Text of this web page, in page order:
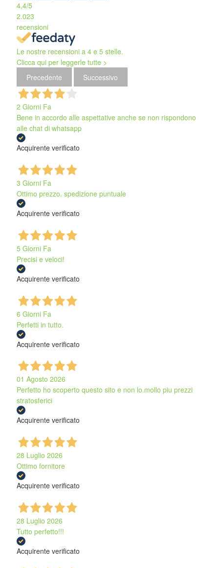
4,4/5
2.023
recensioni
Le nostre recensioni a 4 e 5 stelle.
Clicca qui per leggerle tutte >
Precedente
Successivo
2 Giorni Fa
Bene in accordo alle aspettative anche se non rispondono
alle chat di whatsapp
Acquirente verificato
3 Giorni Fa
Ottimo prezzo. spedizione puntuale
Acquirente verificato
5 Giorni Fa
Precisi e veloci!
Acquirente verificato
6 Giorni Fa
Perfetti in tutto.
Acquirente verificato
01 Agosto 2026
Perfetto ho scoperto questo sito e non lo.mollo piu prezzi
stratosferici
Acquirente verificato
28 Luglio 2026
Ottimo fornitore
Acquirente verificato
28 Luglio 2026
Tutto perfetto!!!
Acquirente verificato